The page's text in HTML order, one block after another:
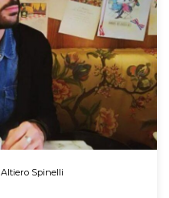
Spinelli